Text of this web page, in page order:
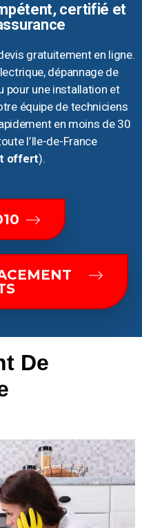
certifié et
gratuitement en ligne.
dépannage de
pour une installation et
équipe de techniciens
en moins de 30
l’Ile-de-France
offert).
De